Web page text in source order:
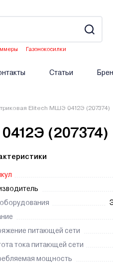
Газонокосилки
Статьи
Elitech МШЭ 0412Э (207374)
(207374)
питающей сети
тока питающей сети
мощность